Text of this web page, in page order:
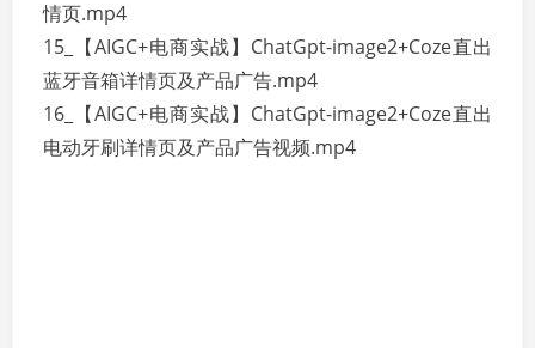
情页.mp4
15_【AIGC+电商实战】ChatGpt-image2+Coze直出
蓝牙音箱详情页及产品广告.mp4
16_【AIGC+电商实战】ChatGpt-image2+Coze直出
电动牙刷详情页及产品广告视频.mp4